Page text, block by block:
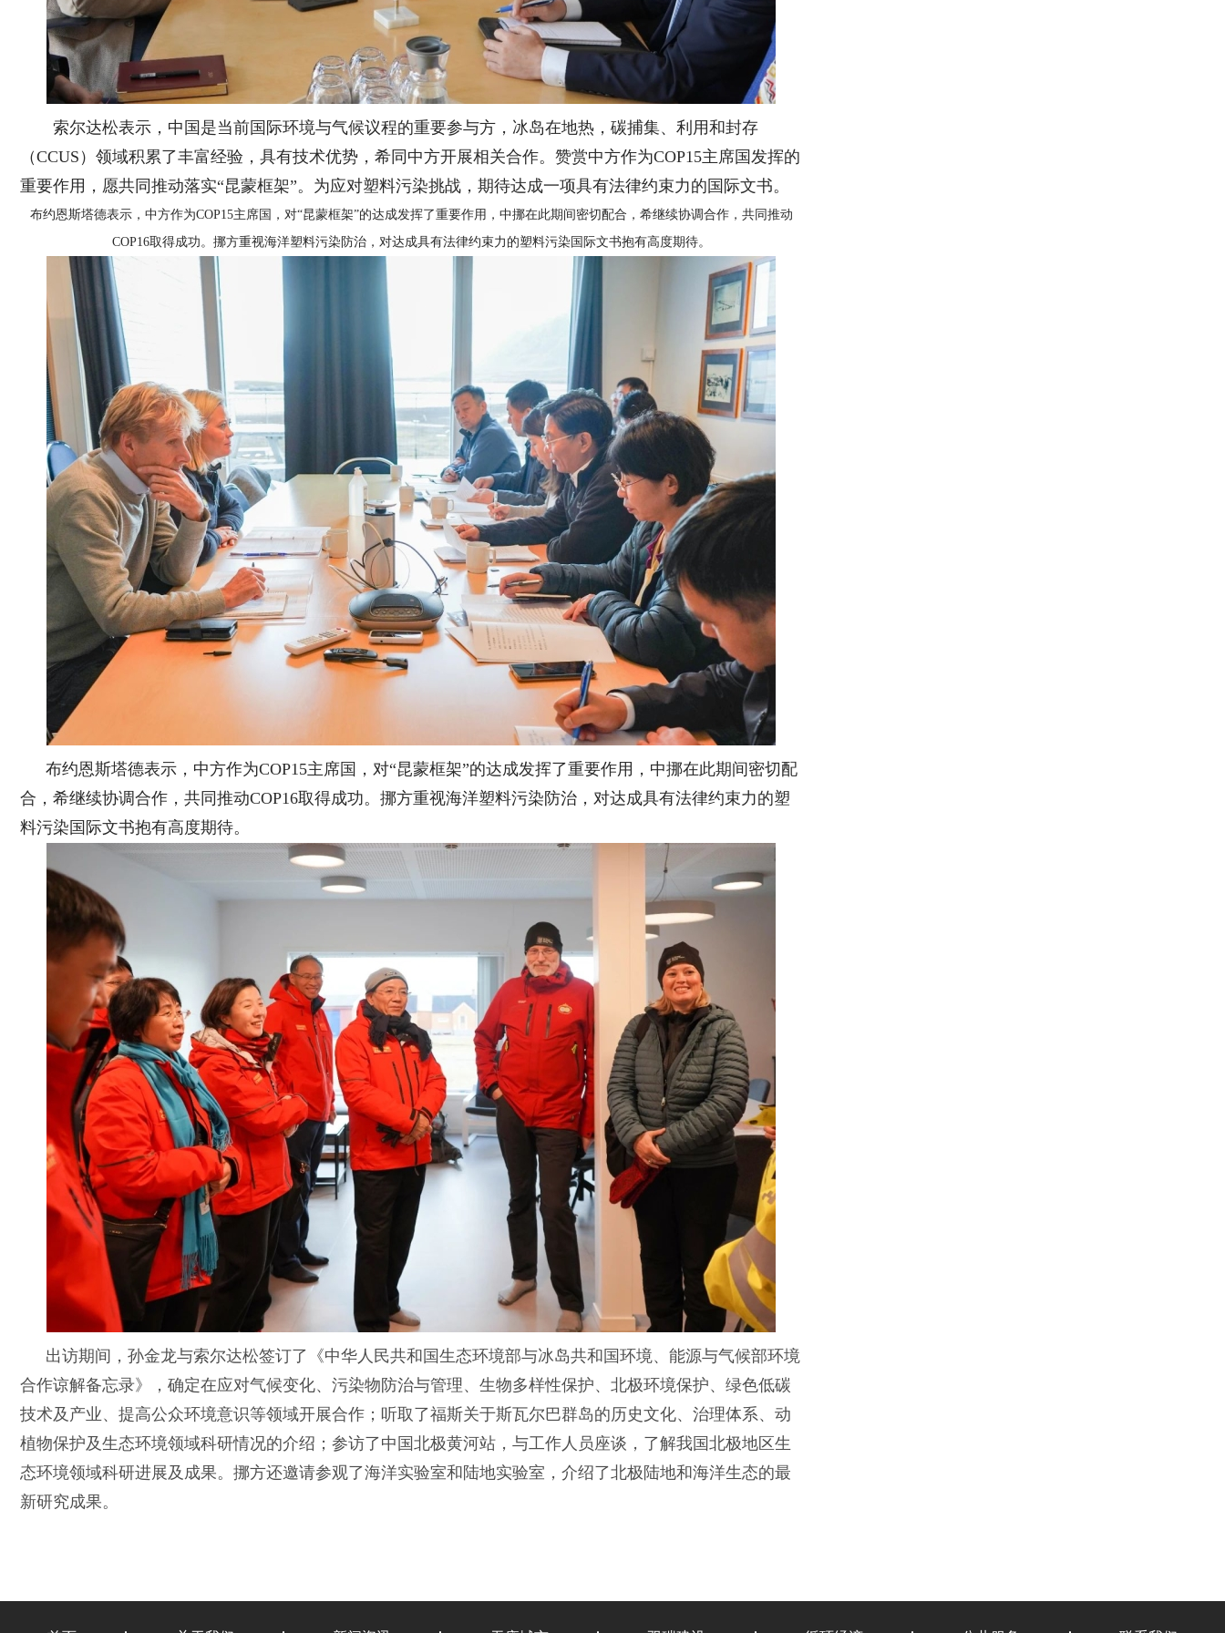
索尔达松表示，中国是当前国际环境与气候议程的重要参与方，冰岛在地热，碳捕集、利用和封存
（CCUS）领域积累了丰富经验，具有技术优势，希同中方开展相关合作。赞赏中方作为COP15主席国发挥的
重要作用，愿共同推动落实“昆蒙框架”。为应对塑料污染挑战，期待达成一项具有法律约束力的国际文书。
布约恩斯塔德表示，中方作为COP15主席国，对“昆蒙框架”的达成发挥了重要作用，中挪在此期间密切配合，希继续协调合作，共同推动
COP16取得成功。挪方重视海洋塑料污染防治，对达成具有法律约束力的塑料污染国际文书抱有高度期待。
布约恩斯塔德表示，中方作为COP15主席国，对“昆蒙框架”的达成发挥了重要作用，中挪在此期间密切配
合，希继续协调合作，共同推动COP16取得成功。挪方重视海洋塑料污染防治，对达成具有法律约束力的塑
料污染国际文书抱有高度期待。
出访期间，孙金龙与索尔达松签订了《中华人民共和国生态环境部与冰岛共和国环境、能源与气候部环境
合作谅解备忘录》，确定在应对气候变化、污染物防治与管理、生物多样性保护、北极环境保护、绿色低碳
技术及产业、提高公众环境意识等领域开展合作；听取了福斯关于斯瓦尔巴群岛的历史文化、治理体系、动
植物保护及生态环境领域科研情况的介绍；参访了中国北极黄河站，与工作人员座谈，了解我国北极地区生
态环境领域科研进展及成果。挪方还邀请参观了海洋实验室和陆地实验室，介绍了北极陆地和海洋生态的最
新研究成果。